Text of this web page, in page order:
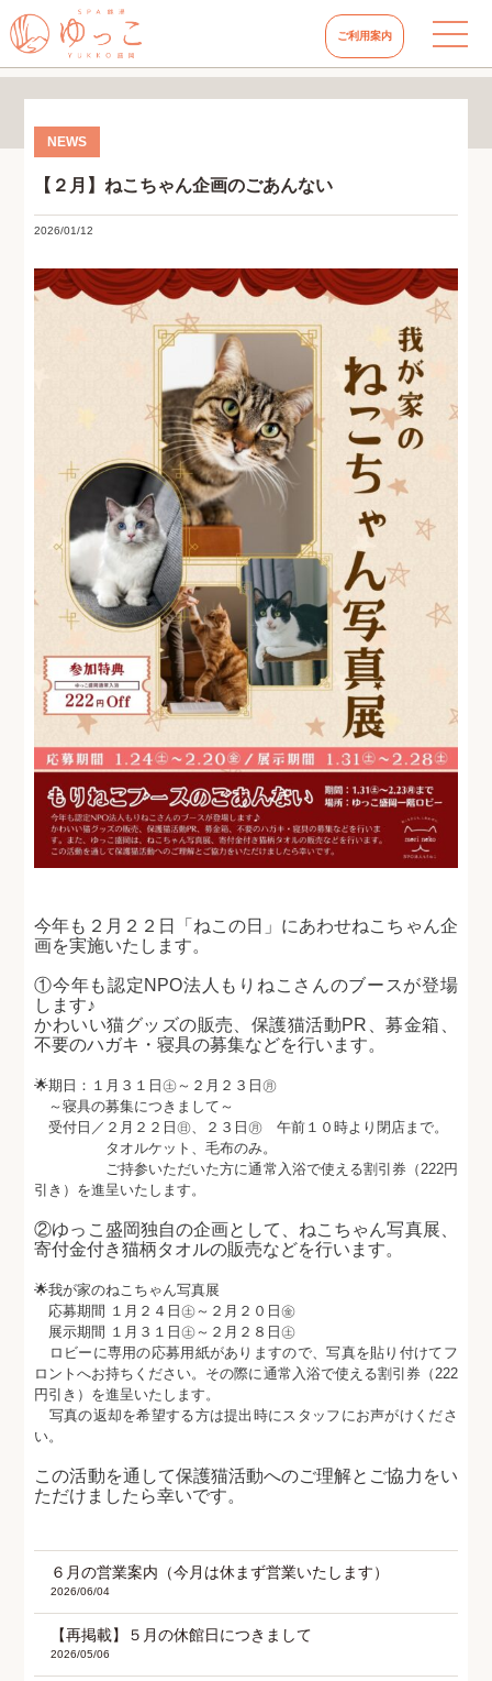
ご利用案内
【２月】ねこちゃん企画のごあんない
2026/01/12
今年も２月２２日「ねこの日」にあわせねこちゃん企
画を実施いたします。
①今年も認定NPO法人もりねこさんのブースが登場
します♪
かわいい猫グッズの販売、保護猫活動PR、募金箱、
不要のハガキ・寝具の募集などを行います。
🌟期日：１月３１日㊏～２月２３日㊊
～寝具の募集につきまして～
受付日／２月２２日㊐、２３日㊊ 午前１０時より閉店まで。
タオルケット、毛布のみ。
ご持参いただいた方に通常入浴で使える割引券（222円
引き）を進呈いたします。
②ゆっこ盛岡独自の企画として、ねこちゃん写真展、
寄付金付き猫柄タオルの販売などを行います。
🌟我が家のねこちゃん写真展
応募期間 １月２４日㊏～２月２０日㊎
展示期間 １月３１日㊏～２月２８日㊏
ロビーに専用の応募用紙がありますので、写真を貼り付けてフ
ロントへお持ちください。その際に通常入浴で使える割引券（222
円引き）を進呈いたします。
写真の返却を希望する方は提出時にスタッフにお声がけくださ
い。
この活動を通して保護猫活動へのご理解とご協力をい
ただけましたら幸いです。
６月の営業案内（今月は休まず営業いたします）
2026/06/04
【再掲載】５月の休館日につきまして
2026/05/06